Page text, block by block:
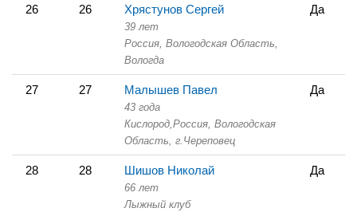
26 26 Хрястунов Сергей
39 лет
Россия, Вологодская Область,
Вологда
Да
27 27 Малышев Павел
43 года
Кислород, Россия, Вологодская
Область, г.Череповец
Да
28 28 Шишов Николай
66 лет
Лыжный клуб
Да